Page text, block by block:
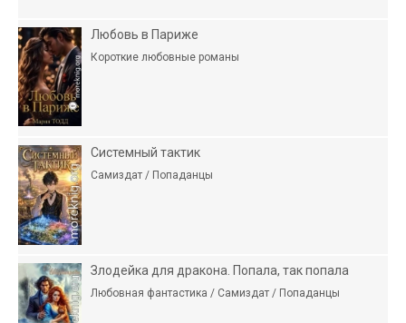
Любовь в Париже
Короткие любовные романы
Системный тактик
Самиздат / Попаданцы
Злодейка для дракона. Попала, так попала
Любовная фантастика / Самиздат / Попаданцы